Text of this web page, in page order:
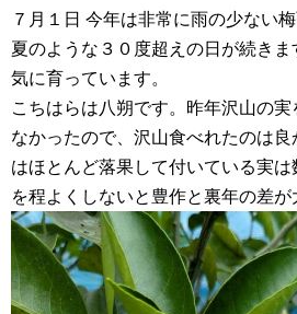
７月１日 今年は非常に雨の少ない
夏のような３０度超えの日が続き
気に育っています。
こちはらは八朔です。昨年沢山の
なかったので、沢山食べれたのは
はほとんど落果して付いている実
を程よくしないと豊作と裏年の差が